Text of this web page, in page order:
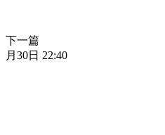
下一篇
月30日 22:40